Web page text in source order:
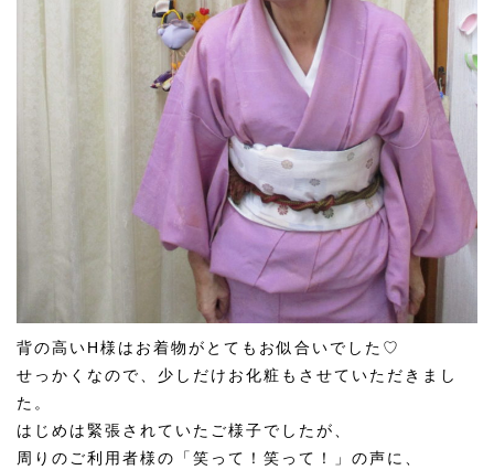
背の高いH様はお着物がとてもお似合いでした♡
せっかくなので、少しだけお化粧もさせていただきまし
た。
はじめは緊張されていたご様子でしたが、
周りのご利用者様の「笑って！笑って！」の声に、